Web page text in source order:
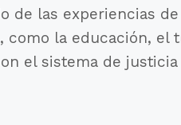
de las experiencias
como la educación, el
el sistema de justicia